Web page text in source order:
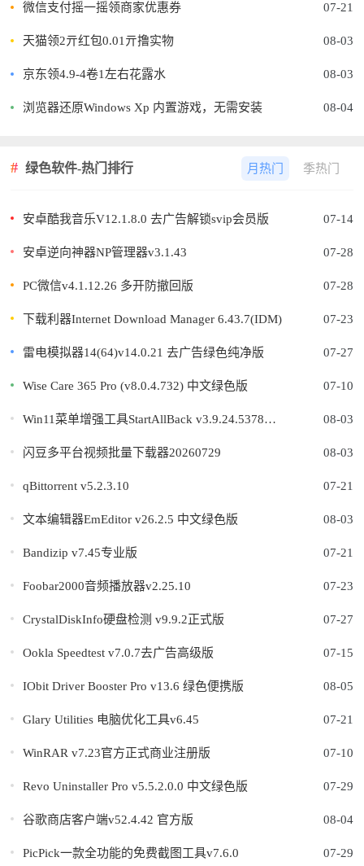
07-21
微信支付摇一摇领商家优惠券
08-03
天猫领2亓红包0.01亓撸实物
08-03
京东领4.9-4卷1左右花露水
08-04
浏览器还原Windows Xp 内置游戏，无需安装
绿色软件-热门排行 月热门 季热门
07-14
安卓酷我音乐V12.1.8.0 去广告解锁svip会员版
07-28
安卓逆向神器NP管理器v3.1.43
07-28
PC微信v4.1.12.26 多开防撤回版
07-23
下载利器Internet Download Manager 6.43.7(IDM)
07-27
雷电模拟器14(64)v14.0.21 去广告绿色纯净版
07-10
Wise Care 365 Pro (v8.0.4.732) 中文绿色版
08-03
Win11菜单增强工具StartAllBack v3.9.24.5378直装版
08-03
闪豆多平台视频批量下载器20260729
07-21
qBittorrent v5.2.3.10
08-03
文本编辑器EmEditor v26.2.5 中文绿色版
07-21
Bandizip v7.45专业版
07-23
Foobar2000音频播放器v2.25.10
07-27
CrystalDiskInfo硬盘检测 v9.9.2正式版
07-15
Ookla Speedtest v7.0.7去广告高级版
08-05
IObit Driver Booster Pro v13.6 绿色便携版
07-21
Glary Utilities 电脑优化工具v6.45
07-10
WinRAR v7.23官方正式商业注册版
07-29
Revo Uninstaller Pro v5.5.2.0.0 中文绿色版
08-04
谷歌商店客户端v52.4.42 官方版
07-29
PicPick一款全功能的免费截图工具v7.6.0